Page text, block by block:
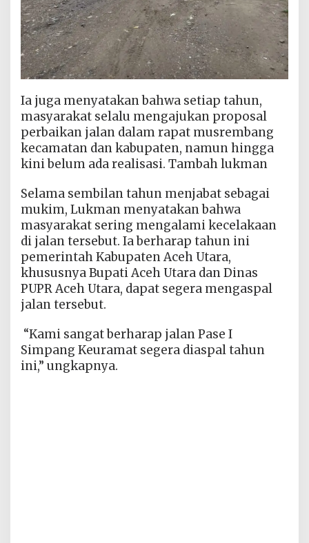
Ia juga menyatakan bahwa setiap tahun,
masyarakat selalu mengajukan proposal
perbaikan jalan dalam rapat musrembang
kecamatan dan kabupaten, namun hingga
kini belum ada realisasi. Tambah lukman
Selama sembilan tahun menjabat sebagai
mukim, Lukman menyatakan bahwa
masyarakat sering mengalami kecelakaan
di jalan tersebut. Ia berharap tahun ini
pemerintah Kabupaten Aceh Utara,
khususnya Bupati Aceh Utara dan Dinas
PUPR Aceh Utara, dapat segera mengaspal
jalan tersebut.
“Kami sangat berharap jalan Pase I
Simpang Keuramat segera diaspal tahun
ini,” ungkapnya.